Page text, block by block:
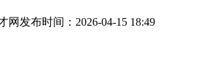
网 发布时间：2026-04-15 18:49